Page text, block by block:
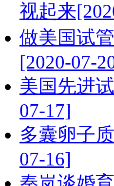
视起来
做美国试
[2020-07-
美国先进
07-17]
多囊卵子
07-16]